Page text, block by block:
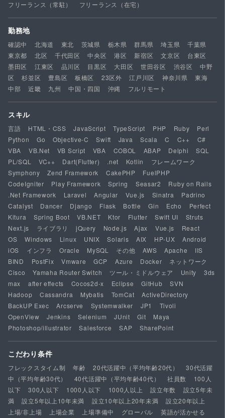
フリーランス（常駐） フリーランス（在宅）
勤務地
確認中 北海道 東北 茨城県 栃木県 群馬県 埼玉県
千葉県
東京都
北区 千代田区 中央区 港区 新宿区 文京区
台東区
墨田区
江東区 品川区 目黒区 大田区 世田谷区 渋谷区
中野
区
杉並区 豊島区 板橋区 23区外 江戸川区 神奈川県
東海
中部
近畿 九州 中国・四国 沖縄 フルリモート
スキル
言語 HTML・CSS JavaScript TypeScript PHP Ruby
Perl
Python
Go Objective-C Swift Java Scala C C++
C#
VBA
VB.Net VB Script VBA COBOL ABAP Delphi
SQL
PL/SQL
VC++ Dart(Flutter) .net Kotlin
フレームワーク
Symphony
Zend Framework CakePHP
FuelPHP
CodeIgniter
Play Framework Spring Seasar2
Ruby on Rails
.Net Framework
Laravel Angular Vue.js Sinatra
Padrino
Catalyst
Dancer Django Flask Bottle Gin Echo
Perfect
Kitura
Spring Boot VB.NET Ktor Flutter Swift UI
Struts
Next.js
ライブラリ jQuery Node.js Ajax Vue.js
React
OS
Windows Linux UNIX Solaris AIX HP-UX
Android
iOS
インフラ Oracle MySQL その他 AWS Apache
IIS
BIND
PostFix Vmware GCP Azure Docker
ネットワーク
Cisco
Yamaha Router Switch ツール・ミドルウェア Unity
3ds
max
after effects Cocos2d-x Eclipse GitHub
SVN
Hadoop
Cassandra Mybatis TomCat
ActiveDirectory
BackUP Exec
Arcserve Systemwalker JP1
Tivoli
OpenView
Jenkins Selenium JUnit Git
Maya
Photoshop/illustrator
Salesforce SAP SharePoint
こだわり条件
フレックスタイム制 年齢 20代活躍中（平均年齢20代）
30代活躍
中（平均年齢30代）
40代活躍中（平均年齢40代） 社員数
100人
以下
300人以下 1000人以下 1000人以上 設立年数
設立5年未
満
設立5年以上10年未満 設立10年以上20年未満
設立20年以上
上場/非上場
上場企業 上場準備中 グローバル 英語が活かせる